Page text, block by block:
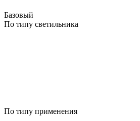
Базовый
По типу светильника
По типу применения